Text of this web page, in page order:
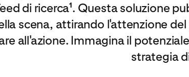
di ricerca1. Questa soluzione
scena, attirando l'attenzione
all'azione. Immagina il
strategia